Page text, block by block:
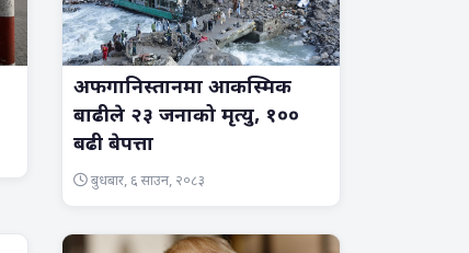
अफगानिस्तानमा आकस्मिक
बाढीले २३ जनाको मृत्यु, १००
बढी बेपत्ता
बुधबार, ६ साउन, २०८३